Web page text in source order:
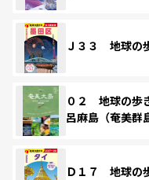
Ｊ３３ 地球の
０２ 地球の
呂麻島（奄美
Ｄ１７ 地球の